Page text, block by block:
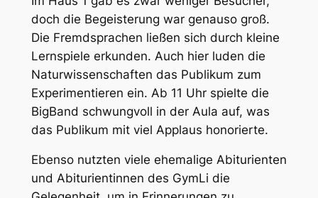
doch die Begeisterung war genauso groß.
Die Fremdsprachen ließen sich durch kleine
Lernspiele erkunden. Auch hier luden die
Naturwissenschaften das Publikum zum
Experimentieren ein. Ab 11 Uhr spielte die
BigBand schwungvoll in der Aula auf, was
das Publikum mit viel Applaus honorierte.
Ebenso nutzten viele ehemalige Abiturienten
und Abiturientinnen des GymLi die